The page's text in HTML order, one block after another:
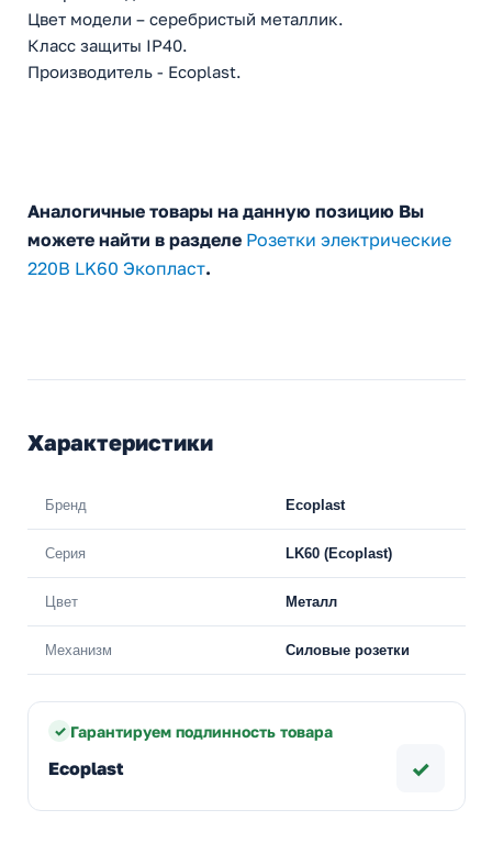
Цвет модели – серебристый металлик.
Класс защиты IP40.
Производитель - Ecoplast.
Аналогичные товары на данную позицию Вы
можете найти в разделе Розетки электрические
220В LK60 Экопласт.
Характеристики
Бренд Ecoplast
Серия LK60 (Ecoplast)
Цвет Металл
Механизм Силовые розетки
Гарантируем подлинность товара
Ecoplast ✓